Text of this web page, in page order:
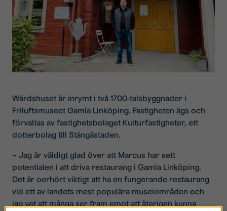
Wärdshuset är inrymt i två 1700-talsbyggnader i
Friluftsmuseet Gamla Linköping. Fastigheten ägs och
förvaltas av fastighetsbolaget Kulturfastigheter, ett
dotterbolag till Stångåstaden.
– Jag är väldigt glad över att Marcus har sett
potentialen i att driva restaurang i Gamla Linköping.
Det är oerhört viktigt att ha en fungerande restaurang
vid ett av landets mest populära museiområden och
jag vet att många ser fram emot att återigen kunna